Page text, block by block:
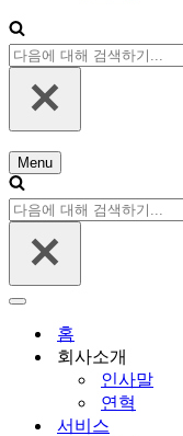
다
음
검
색
하
Menu
내
비
게
이
션
다
음
해
내
홈
회사소개
인사말
연혁
서비스